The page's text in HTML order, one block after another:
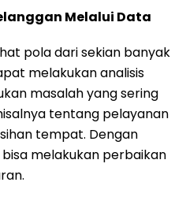
Melalui Data
pola dari sekian banyak
melakukan analisis
masalah yang sering
tentang pelayanan
tempat. Dengan
melakukan perbaikan